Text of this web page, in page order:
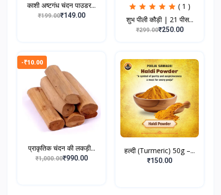
काशी अष्टगंध चंदन पाउडर...
₹199.00₹149.00
( 1 )
शुभ पीली कौड़ी | 21 पीस...
₹299.00₹250.00
-₹10.00
प्राकृतिक चंदन की लकड़ी...
₹1,000.00₹990.00
हल्दी (Turmeric) 50g –...
₹150.00